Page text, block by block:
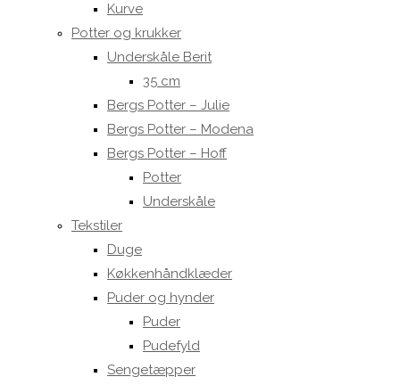
Kurve
Potter og krukker
Underskåle Berit
35 cm
Bergs Potter – Julie
Bergs Potter – Modena
Bergs Potter – Hoff
Potter
Underskåle
Tekstiler
Duge
Køkkenhåndklæder
Puder og hynder
Puder
Pudefyld
Sengetæpper